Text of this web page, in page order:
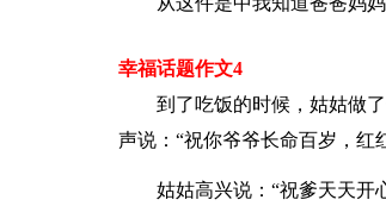
幸福话题作文4
到了吃饭的时候，姑姑做
声说：“祝你爷爷长命百岁，红
姑姑高兴说：“祝爹天天开